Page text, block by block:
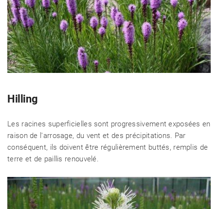
Hilling
Les racines superficielles sont progressivement exposées en
raison de l'arrosage, du vent et des précipitations. Par
conséquent, ils doivent être régulièrement buttés, remplis de
terre et de paillis renouvelé.